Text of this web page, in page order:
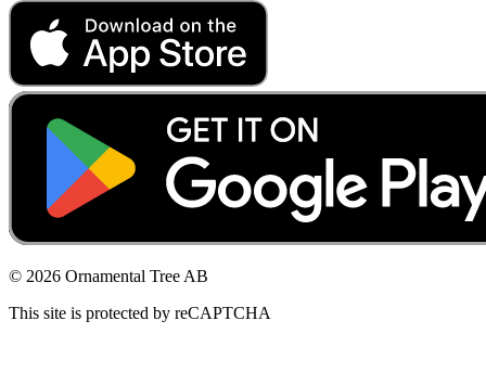
© 2026 Ornamental Tree AB
This site is protected by reCAPTCHA